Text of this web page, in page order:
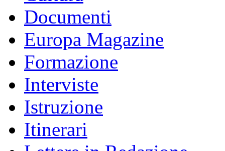
Documenti
Europa Magazine
Formazione
Interviste
Istruzione
Itinerari